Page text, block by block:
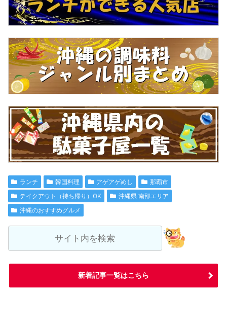
ランチ 韓国料理 アゲアゲめし
那覇市
テイクアウト（持ち帰り）OK
沖縄県 南部エリア
沖縄のおすすめグルメ
新着記事一覧はこちら